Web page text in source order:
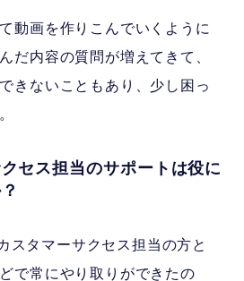
動画を作りこんでいくように
だ内容の質問が増えてきて、
きないこともあり、少し困っ
セス担当のサポートは役に
スタマーサクセス担当の方と
で常にやり取りができたの